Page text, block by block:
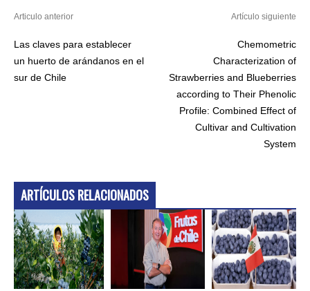
Articulo anterior
Las claves para establecer
un huerto de arándanos en el
sur de Chile
Artículo siguiente
Chemometric
Characterization of
Strawberries and Blueberries
according to Their Phenolic
Profile: Combined Effect of
Cultivar and Cultivation
System
ARTÍCULOS RELACIONADOS